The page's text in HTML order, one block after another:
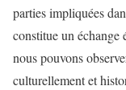
parties impliquées
constitue un échange
nous pouvons
culturellement et